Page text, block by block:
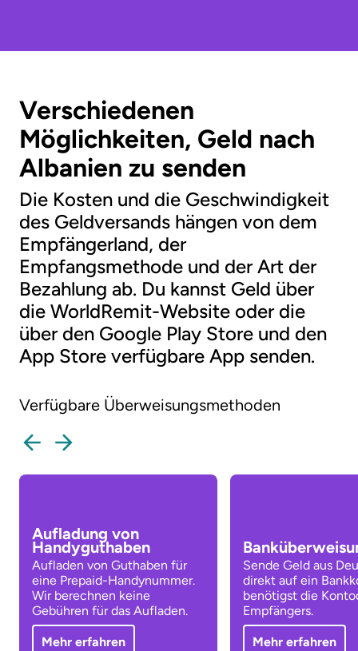
Verschiedenen
Möglichkeiten, Geld nach
Albanien zu senden
Die Kosten und die Geschwindigkeit
des Geldversands hängen von dem
Empfängerland, der
Empfangsmethode und der Art der
Bezahlung ab. Du kannst Geld über
die WorldRemit-Website oder die
über den Google Play Store und den
App Store verfügbare App senden.
Verfügbare Überweisungsmethoden
Aufladung von
Handyguthaben
Aufladen von Guthaben für
eine Prepaid-Handynummer.
Wir berechnen keine
Gebühren für das Aufladen.
Mehr erfahren
Sende Geld aus
direkt auf ein
benötigst die
Empfängers.
Mehr erfahren